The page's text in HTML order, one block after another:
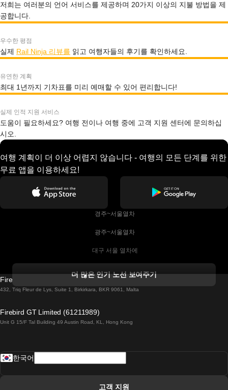
저희는 여러분의 언어 서비스를 제공하며 20가지 이상의 지불 방법을 제
공합니다.
우수한 평점
실제 Rail Ninja 리뷰를 읽고 여행자들의 후기를 확인하세요.
유연한 계획
최대 1년까지 기차표를 미리 예매할 수 있어 편리합니다!
실제 인적 지원 서비스
도움이 필요하세요? 여행 전이나 여행 중에 고객 지원 센터에 문의하십
시오.
여행 계획이 더 이상 어렵지 않습니다 - 여행의 모든 단계를 위한
무료 앱을 이용하세요!
경주~서울열차
광주~서울열차
대구 서울 열차에
더블린에서 골웨이 열차
로마에서 나폴리 열차
더 많은 인기 노선 보여주기
Firebird GT Limited (OC 1451)
432, Triq Fleur de Lys, Suite 1, Birkirkara, BKR 9061, Malta
Firebird GT Limited (61211989)
Unit G 15/F Tal Building 49 Austin Road, KL, Hong Kong
한국어
고객 지원